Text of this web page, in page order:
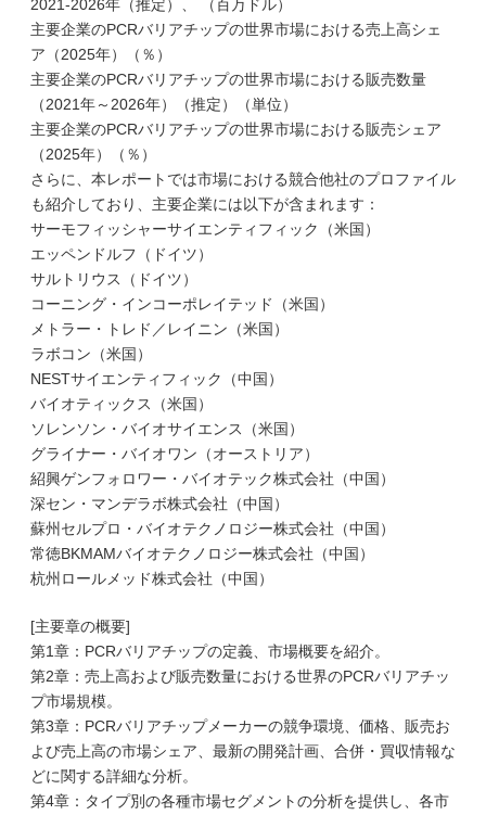
2021-2026年（推定）、 （百万ドル）
主要企業のPCRバリアチップの世界市場における売上高シェ
ア（2025年）（％）
主要企業のPCRバリアチップの世界市場における販売数量
（2021年～2026年）（推定）（単位）
主要企業のPCRバリアチップの世界市場における販売シェア
（2025年）（％）
さらに、本レポートでは市場における競合他社のプロファイル
も紹介しており、主要企業には以下が含まれます：
サーモフィッシャーサイエンティフィック（米国）
エッペンドルフ（ドイツ）
サルトリウス（ドイツ）
コーニング・インコーポレイテッド（米国）
メトラー・トレド／レイニン（米国）
ラボコン（米国）
NESTサイエンティフィック（中国）
バイオティックス（米国）
ソレンソン・バイオサイエンス（米国）
グライナー・バイオワン（オーストリア）
紹興ゲンフォロワー・バイオテック株式会社（中国）
深セン・マンデラボ株式会社（中国）
蘇州セルプロ・バイオテクノロジー株式会社（中国）
常徳BKMAMバイオテクノロジー株式会社（中国）
杭州ロールメッド株式会社（中国）
[主要章の概要]
第1章：PCRバリアチップの定義、市場概要を紹介。
第2章：売上高および販売数量における世界のPCRバリアチッ
プ市場規模。
第3章：PCRバリアチップメーカーの競争環境、価格、販売お
よび売上高の市場シェア、最新の開発計画、合併・買収情報な
どに関する詳細な分析。
第4章：タイプ別の各種市場セグメントの分析を提供し、各市